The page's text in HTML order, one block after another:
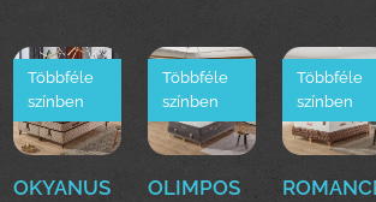
OKYANUS
Többféle
színben
OLIMPOS
Többféle
színben
Többféle
színben